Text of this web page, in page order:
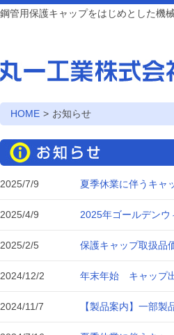
鋼管用保護キャップをはじめとした機
HOME > お知らせ
2025/7/9 夏季休業に伴うキャ
2025/4/9 2025年ゴールデン
2025/2/5 保護キャップ取扱品
2024/12/2 年末年始 キャップ
2024/11/7 【製品案内】一部